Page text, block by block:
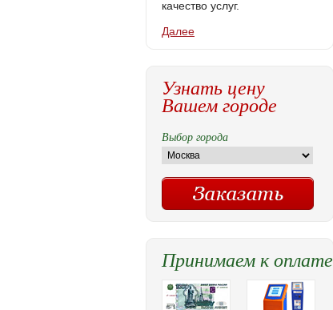
качество услуг.
Далее
Узнать цену
Вашем городе
Выбор города
Принимаем к оплате